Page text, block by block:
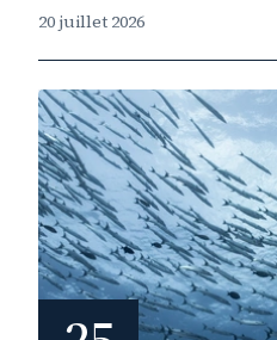
20 juillet 2026